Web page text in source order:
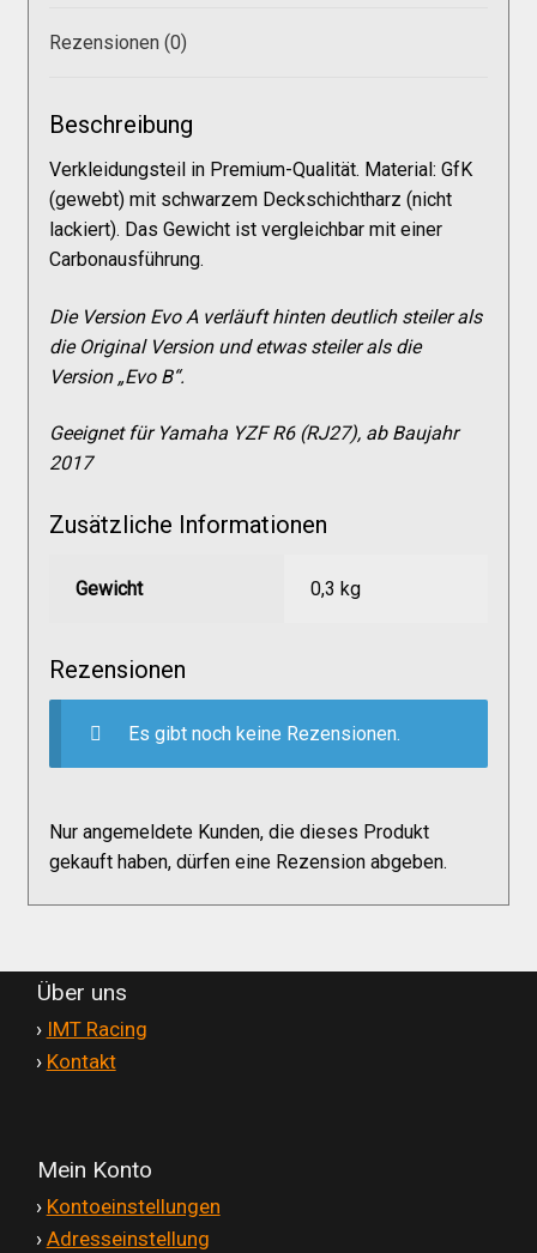
Allgemeine Geschäftsbedingungen
Impressum
Versandkosten
Widerruf
Rezensionen (0)
Beschreibung
Verkleidungsteil in Premium-Qualität. Material: GfK
(gewebt) mit schwarzem Deckschichtharz (nicht
lackiert). Das Gewicht ist vergleichbar mit einer
Carbonausführung.
Die Version Evo A verläuft hinten deutlich steiler als
die Original Version und etwas steiler als die
Version „Evo B“.
Geeignet für Yamaha YZF R6 (RJ27), ab Baujahr
2017
Zusätzliche Informationen
Gewicht 0,3 kg
Rezensionen
Es gibt noch keine Rezensionen.
Nur angemeldete Kunden, die dieses Produkt
gekauft haben, dürfen eine Rezension abgeben.
Über uns
› IMT Racing
› Kontakt
Mein Konto
› Kontoeinstellungen
› Adresseinstellung